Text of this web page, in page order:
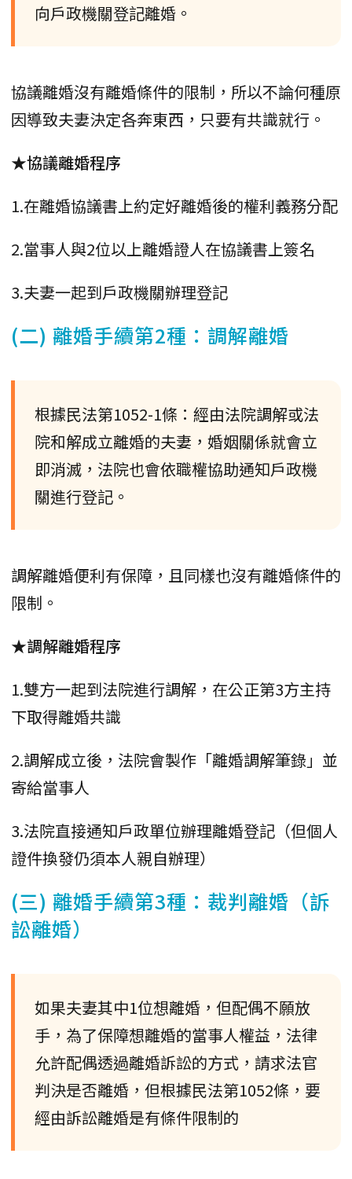
向戶政機關登記離婚。
協議離婚沒有離婚條件的限制，所以不論何種原
因導致夫妻決定各奔東西，只要有共識就行。
★協議離婚程序
1.在離婚協議書上約定好離婚後的權利義務分配
2.當事人與2位以上離婚證人在協議書上簽名
3.夫妻一起到戶政機關辦理登記
(二) 離婚手續第2種：調解離婚
根據民法第1052-1條：經由法院調解或法
院和解成立離婚的夫妻，婚姻關係就會立
即消滅，法院也會依職權協助通知戶政機
關進行登記。
調解離婚便利有保障，且同樣也沒有離婚條件的
限制。
★調解離婚程序
1.雙方一起到法院進行調解，在公正第3方主持
下取得離婚共識
2.調解成立後，法院會製作「離婚調解筆錄」並
寄給當事人
3.法院直接通知戶政單位辦理離婚登記（但個人
證件換發仍須本人親自辦理）
(三) 離婚手續第3種：裁判離婚（訴
訟離婚）
如果夫妻其中1位想離婚，但配偶不願放
手，為了保障想離婚的當事人權益，法律
允許配偶透過離婚訴訟的方式，請求法官
判決是否離婚，但根據民法第1052條，要
經由訴訟離婚是有條件限制的